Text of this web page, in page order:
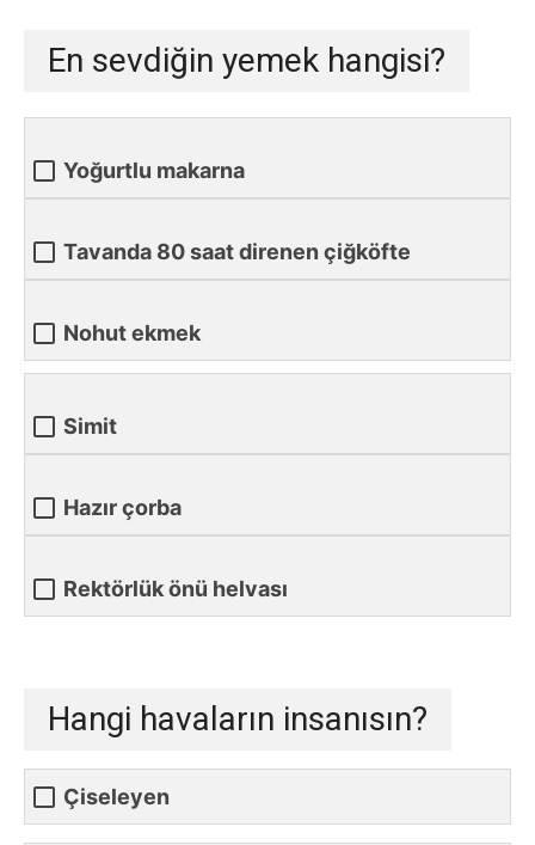
En sevdiğin yemek hangisi?
Yoğurtlu makarna
Tavanda 80 saat direnen çiğköfte
Nohut ekmek
Simit
Hazır çorba
Rektörlük önü helvası
Hangi havaların insanısın?
Çiseleyen